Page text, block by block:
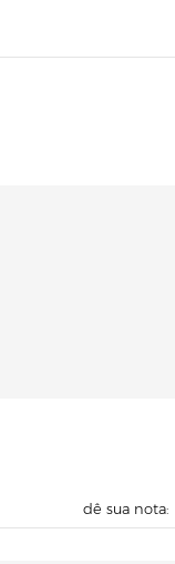
dê sua nota: